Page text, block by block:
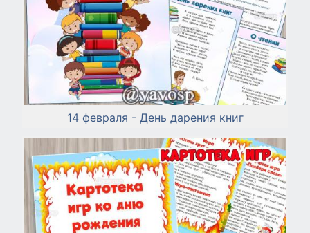
14 февраля - День дарения книг